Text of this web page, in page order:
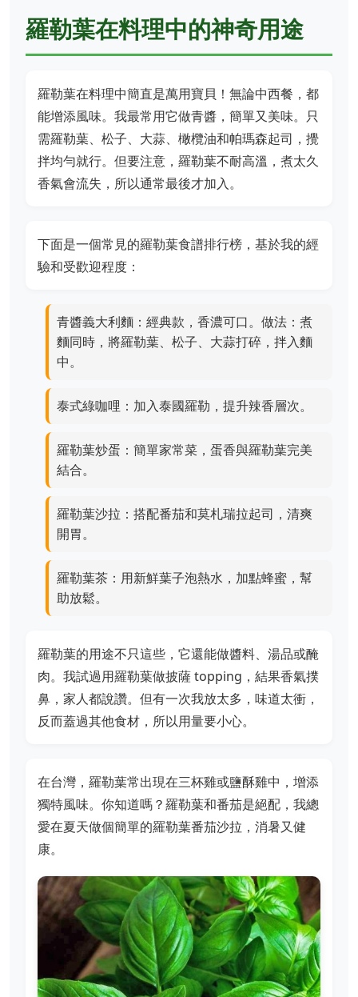
羅勒葉在料理中的神奇用途
羅勒葉在料理中簡直是萬用寶貝！無論中西餐，都
能增添風味。我最常用它做青醬，簡單又美味。只
需羅勒葉、松子、大蒜、橄欖油和帕瑪森起司，攪
拌均勻就行。但要注意，羅勒葉不耐高溫，煮太久
香氣會流失，所以通常最後才加入。
下面是一個常見的羅勒葉食譜排行榜，基於我的經
驗和受歡迎程度：
青醬義大利麵：經典款，香濃可口。做法：煮
麵同時，將羅勒葉、松子、大蒜打碎，拌入麵
中。
泰式綠咖哩：加入泰國羅勒，提升辣香層次。
羅勒葉炒蛋：簡單家常菜，蛋香與羅勒葉完美
結合。
羅勒葉沙拉：搭配番茄和莫札瑞拉起司，清爽
開胃。
羅勒葉茶：用新鮮葉子泡熱水，加點蜂蜜，幫
助放鬆。
羅勒葉的用途不只這些，它還能做醬料、湯品或醃
肉。我試過用羅勒葉做披薩 topping，結果香氣撲
鼻，家人都說讚。但有一次我放太多，味道太衝，
反而蓋過其他食材，所以用量要小心。
在台灣，羅勒葉常出現在三杯雞或鹽酥雞中，增添
獨特風味。你知道嗎？羅勒葉和番茄是絕配，我總
愛在夏天做個簡單的羅勒葉番茄沙拉，消暑又健
康。